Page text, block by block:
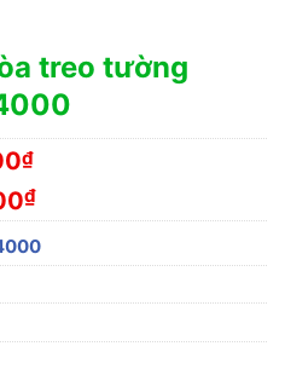
treo tường
₫
₫